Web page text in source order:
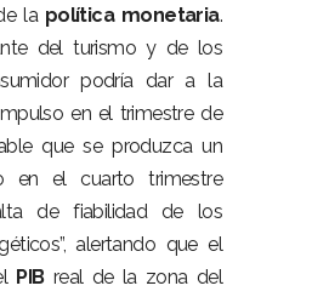
la política monetaria.
del turismo y de los
podría dar a la
en el trimestre de
que se produzca un
en el cuarto trimestre
de fiabilidad de los
alertando que el
PIBreal de la zona del